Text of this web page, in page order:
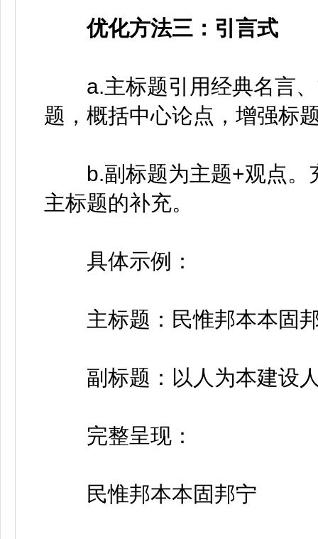
优化方法三：引言式
a.主标题引用经典名言、
题，概括中心论点，增强标
b.副标题为主题+观点。
主标题的补充。
具体示例：
主标题：民惟邦本本固
副标题：以人为本建设
完整呈现：
民惟邦本本固邦宁